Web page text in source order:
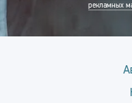
рекламных